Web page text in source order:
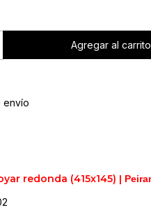
envío
redonda (415x145) |